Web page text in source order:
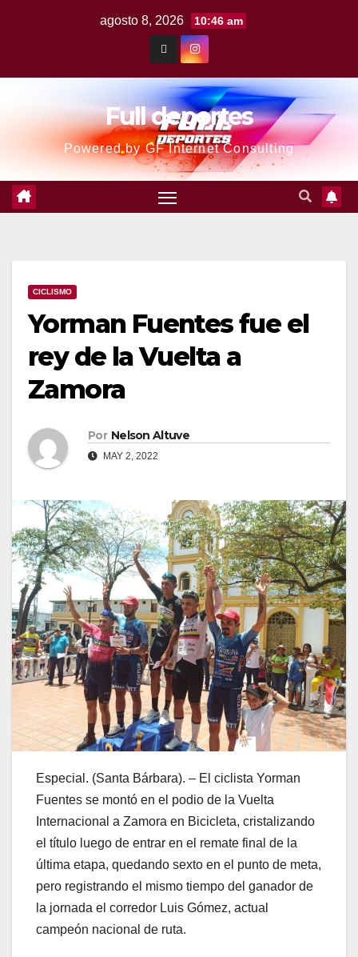
agosto 8, 2026 10:46 am
Full deportes
Powered by GF Internet Consulting
CICLISMO
Yorman Fuentes fue el
rey de la Vuelta a
Zamora
Por Nelson Altuve
MAY 2, 2022
Especial. (Santa Bárbara). – El ciclista Yorman
Fuentes se montó en el podio de la Vuelta
Internacional a Zamora en Bicicleta, cristalizando
el título luego de entrar en el remate final de la
última etapa, quedando sexto en el punto de meta,
pero registrando el mismo tiempo del ganador de
la jornada el corredor Luis Gómez, actual
campeón nacional de ruta.